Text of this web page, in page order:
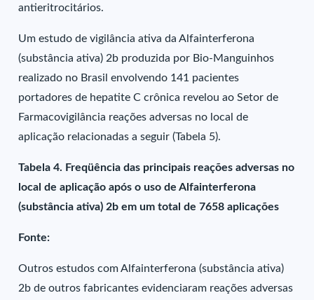
antieritrocitários.
Um estudo de vigilância ativa da Alfainterferona
(substância ativa) 2b produzida por Bio-Manguinhos
realizado no Brasil envolvendo 141 pacientes
portadores de hepatite C crônica revelou ao Setor de
Farmacovigilância reações adversas no local de
aplicação relacionadas a seguir (Tabela 5).
Tabela 4. Freqüência das principais reações adversas no
local de aplicação após o uso de Alfainterferona
(substância ativa) 2b em um total de 7658 aplicações
Fonte:
Outros estudos com Alfainterferona (substância ativa)
2b de outros fabricantes evidenciaram reações adversas